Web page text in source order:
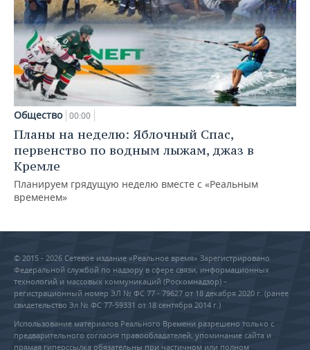
Общество 00:00
Планы на неделю: Яблочный Спас,
первенство по водным лыжам, джаз в
Кремле
Планируем грядущую неделю вместе с «Реальным
временем»
© 2015 - 2026 Сетевое издание «Реальное время» Зарегистрировано
Федеральной службой по надзору в сфере связи, информационных
технологий и массовых коммуникаций (Роскомнадзор) –
регистрационный номер ЭЛ № ФС 77 - 79627 от 18 декабря 2020 г. (ранее
свидетельство Эл № ФС 77-59331 от 18 сентября 2014 г.)
Использование материалов Реального Времени разрешено только с
предварительного согласия правообладателей, упоминание сайта и
прямая гиперссылка обязательны при частичном или полном